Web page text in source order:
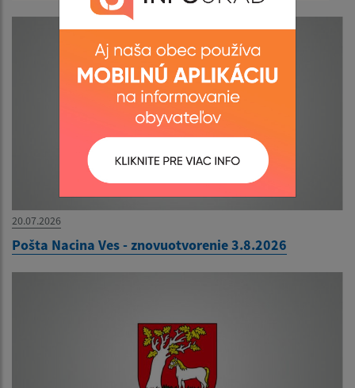
20.07.2026
Pošta Nacina Ves - znovuotvorenie 3.8.2026